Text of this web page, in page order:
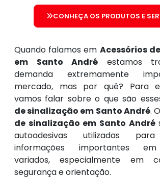
Quando falamos em Acessórios
em Santo André estamos
demanda extremamente
mercado, mas por quê? Para
vamos falar sobre o que são
de sinalização em Santo André.
de sinalização em Santo André
autoadesivas utilizadas
informações importantes
variados, especialmente em
segurança e orientação.
CONHEÇA OS PRODUTOS E